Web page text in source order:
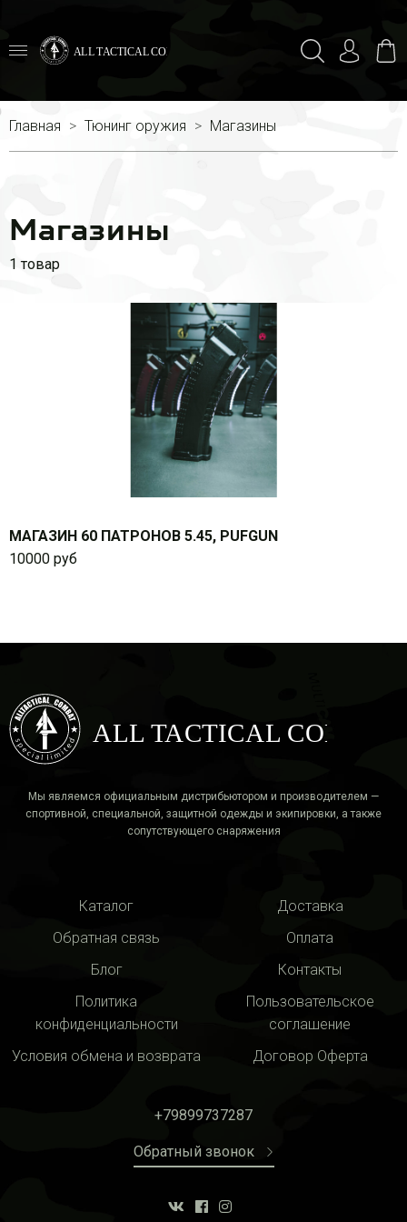
ALL TACTICAL COMBAT
Главная Тюнинг оружия Магазины
Магазины
1 товар
МАГАЗИН 60 ПАТРОНОВ 5.45, PUFGUN
10000 руб
ALL TACTICAL COMBAT
Мы являемся официальным дистрибьютором и производителем —
спортивной, специальной, защитной одежды и экипировки, а также
сопутствующего снаряжения
Каталог
Доставка
Обратная связь
Оплата
Блог
Контакты
Политика
конфиденциальности
Пользовательское
соглашение
Условия обмена и возврата
Договор Оферта
+79899737287
Обратный звонок